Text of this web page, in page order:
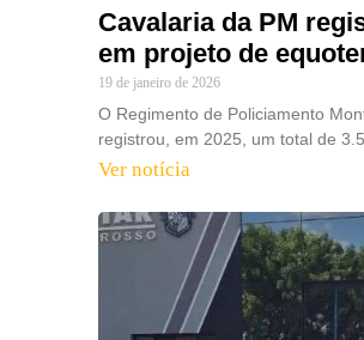
Cavalaria da PM
em projeto de
19 de janeiro de 2026
O Regimento de Policiamento
registrou, em 2025, um total de
Ver notícia